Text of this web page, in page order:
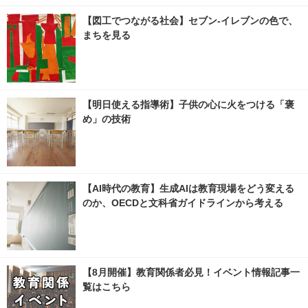
【図工でつながる社会】セブン‐イレブンの色で、
まちを見る
【明日使える指導術】子供の心に火をつける「褒
め」の技術
【AI時代の教育】生成AIは教育現場をどう変える
のか、OECDと文科省ガイドラインから考える
【8月開催】教育関係者必見！イベント情報記事一
覧はこちら